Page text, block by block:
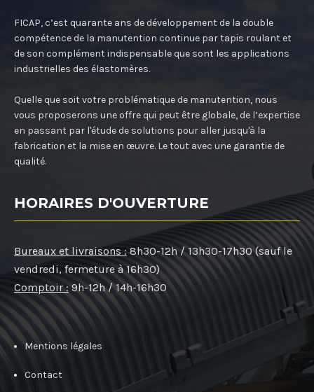
FICAP, c’est quarante ans de développement de la double
compétence de la manutention continue par tapis roulant et
de son complément indispensable que sont les applications
industrielles des élastomères.
Quelle que soit votre problématique de manutention, nous
vous proposerons une offre qui peut être globale, de l’expertise
en passant par l'étude de solutions pour aller jusqu'à la
fabrication et la mise en œuvre. Le tout avec une garantie de
qualité.
HORAIRES D'OUVERTURE
Bureaux et livraisons : 8h30-12h / 13h30-17h30 (sauf le
vendredi, fermeture à 16h30)
Comptoir : 9h-12h / 14h-16h30
Mentions légales
Contact